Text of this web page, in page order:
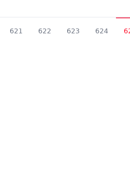
621 622 623 624